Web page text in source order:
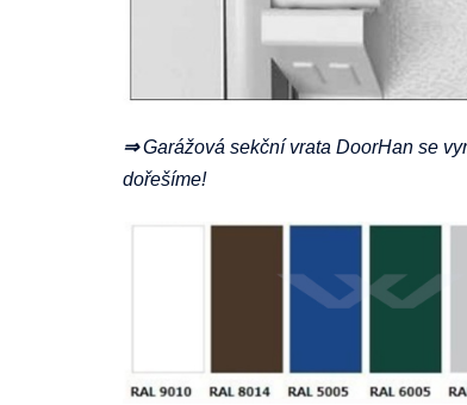
⇒Garážová sekční vrata DoorHan se
dořešíme!